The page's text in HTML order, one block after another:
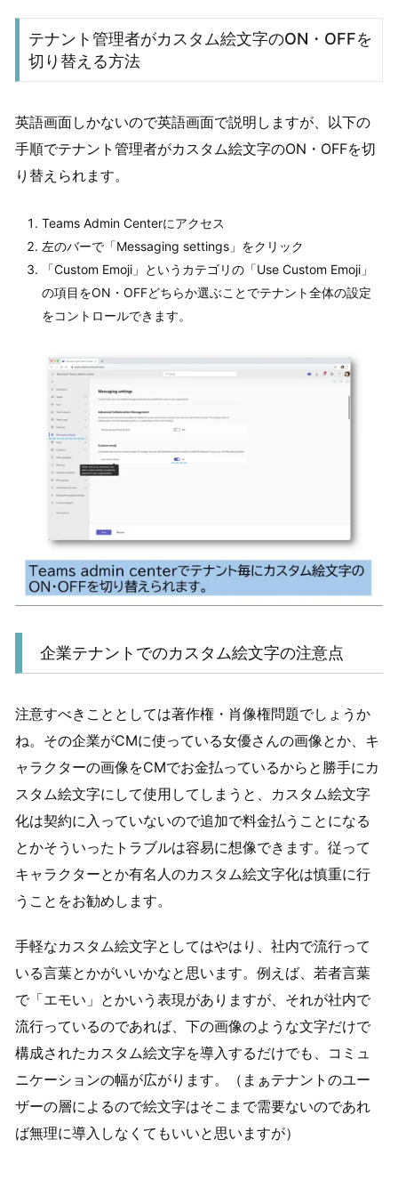
テナント管理者がカスタム絵文字のON・OFFを
切り替える方法
英語画面しかないので英語画面で説明しますが、以下の
手順でテナント管理者がカスタム絵文字のON・OFFを切
り替えられます。
Teams Admin Centerにアクセス
左のバーで「Messaging settings」をクリック
「Custom Emoji」というカテゴリの「Use Custom Emoji」
の項目をON・OFFどちらか選ぶことでテナント全体の設定
をコントロールできます。
企業テナントでのカスタム絵文字の注意点
注意すべきこととしては著作権・肖像権問題でしょうか
ね。その企業がCMに使っている女優さんの画像とか、キ
ャラクターの画像をCMでお金払っているからと勝手にカ
スタム絵文字にして使用してしまうと、カスタム絵文字
化は契約に入っていないので追加で料金払うことになる
とかそういったトラブルは容易に想像できます。従って
キャラクターとか有名人のカスタム絵文字化は慎重に行
うことをお勧めします。
手軽なカスタム絵文字としてはやはり、社内で流行って
いる言葉とかがいいかなと思います。例えば、若者言葉
で「エモい」とかいう表現がありますが、それが社内で
流行っているのであれば、下の画像のような文字だけで
構成されたカスタム絵文字を導入するだけでも、コミュ
ニケーションの幅が広がります。（まぁテナントのユー
ザーの層によるので絵文字はそこまで需要ないのであれ
ば無理に導入しなくてもいいと思いますが）